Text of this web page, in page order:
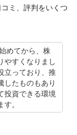
ミ、評判をいくつ
めてから、株
やすくなりまし
立っており、推
したものもあり
投資できる環境
。